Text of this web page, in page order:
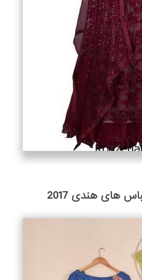
های هندی 2017